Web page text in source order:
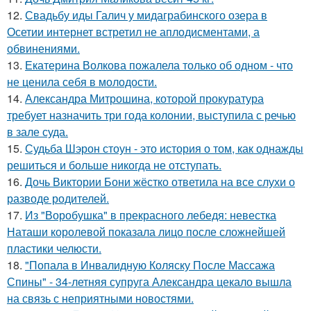
12. Свадьбу иды Галич у мидаграбинского озера в
Осетии интернет встретил не аплодисментами, а
обвинениями.
13. Екатерина Волкова пожалела только об одном - что
не ценила себя в молодости.
14. Александра Митрошина, которой прокуратура
требует назначить три года колонии, выступила с речью
в зале суда.
15. Судьба Шэрон стоун - это история о том, как однажды
решиться и больше никогда не отступать.
16. Дочь Виктории Бони жёстко ответила на все слухи о
разводе родителей.
17. Из "Воробушка" в прекрасного лебедя: невестка
Наташи королевой показала лицо после сложнейшей
пластики челюсти.
18. "Попала в Инвалидную Коляску После Массажа
Спины" - 34-летняя супруга Александра цекало вышла
на связь с неприятными новостями.